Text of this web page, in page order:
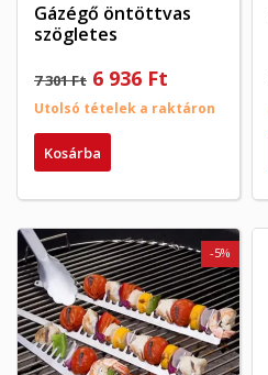
Gázégő öntöttvas
szögletes
7 301 Ft 6 936 Ft
Utolsó tételek a raktáron
Kosárba
-5%